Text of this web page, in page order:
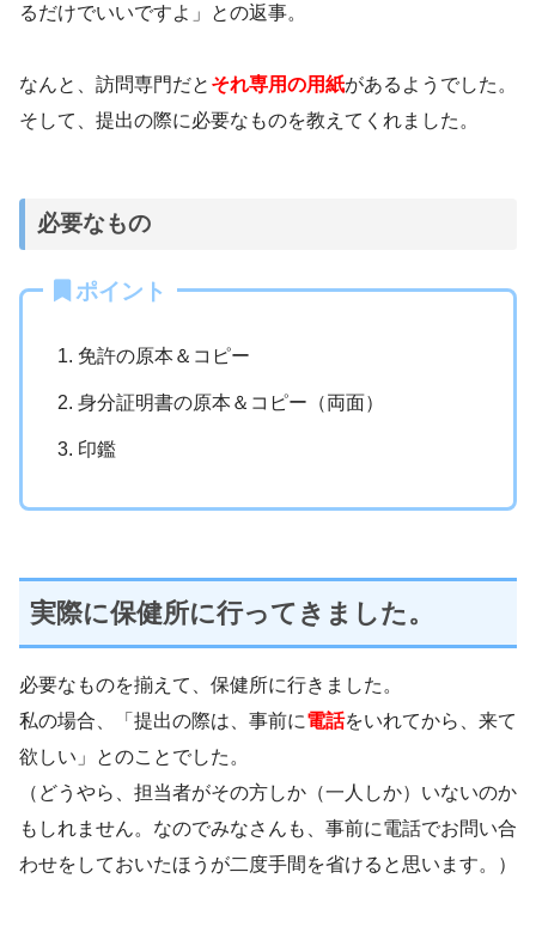
るだけでいいですよ」との返事。
なんと、訪問専門だと それ専用の用紙があるようでした。
そして、提出の際に必要なものを教えてくれました。
必要なもの
ポイント
免許の原本＆コピー
身分証明書の原本＆コピー（両面）
印鑑
実際に保健所に行ってきました。
必要なものを揃えて、保健所に行きました。
私の場合、「提出の際は、事前に電話をいれてから、来て
欲しい」とのことでした。
（どうやら、担当者がその方しか（一人しか）いないのか
もしれません。なのでみなさんも、事前に電話でお問い合
わせをしておいたほうが二度手間を省けると思います。）